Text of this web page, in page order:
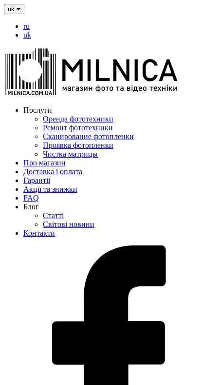
uk
ru
uk
Послуги
Оренда фототехники
Ремонт фототехники
Сканирование фотопленки
Проявка фотопленки
Чистка матрицы
Про магазин
Доставка і оплата
Гарантіі
Акції та знижки
FAQ
Блог
Статті
Світові новини
Контакти